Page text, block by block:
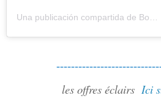
les offres éclairs Ici